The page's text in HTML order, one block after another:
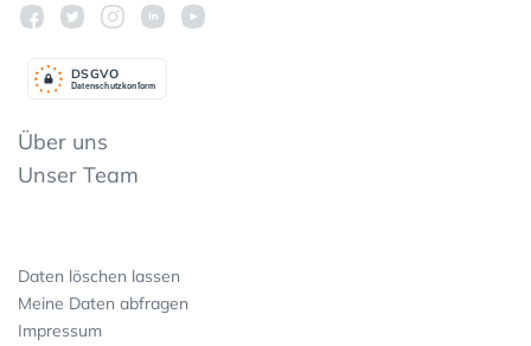
Datenschutzkonform
DSGVO
Über uns
Unser Team
Daten löschen lassen
Meine Daten abfragen
Impressum